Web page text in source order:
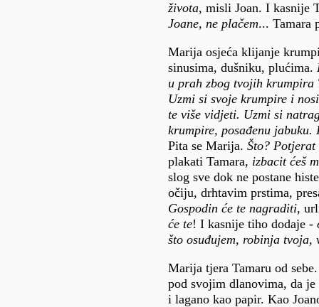
života, misli Joan. I kasnije
Joane, ne plačem... Tamara
Marija osjeća klijanje
sinusima, dušniku, plućima.
u prah zbog tvojih krumpira
Uzmi si svoje krumpire i
te više vidjeti. Uzmi si
krumpire, posađenu jabuku.
Pita se Marija. Što? Potjerat
plakati Tamara, izbacit ćeš
slog sve dok ne postane
očiju, drhtavim prstima,
Gospodin će te nagraditi,
će te! I kasnije tiho dodaje -
što osuđujem, robinja tvoja,
Marija tjera Tamaru od
pod svojim dlanovima, da
i lagano kao papir. Kao